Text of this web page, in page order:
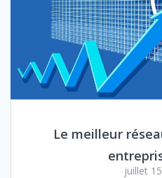
Le meilleur
juillet